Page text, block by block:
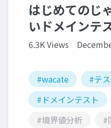
はじめてのじ
いドメインテ
6.3K Views
#wacate
#テ
#ドメインテスト
#境界値分析
#